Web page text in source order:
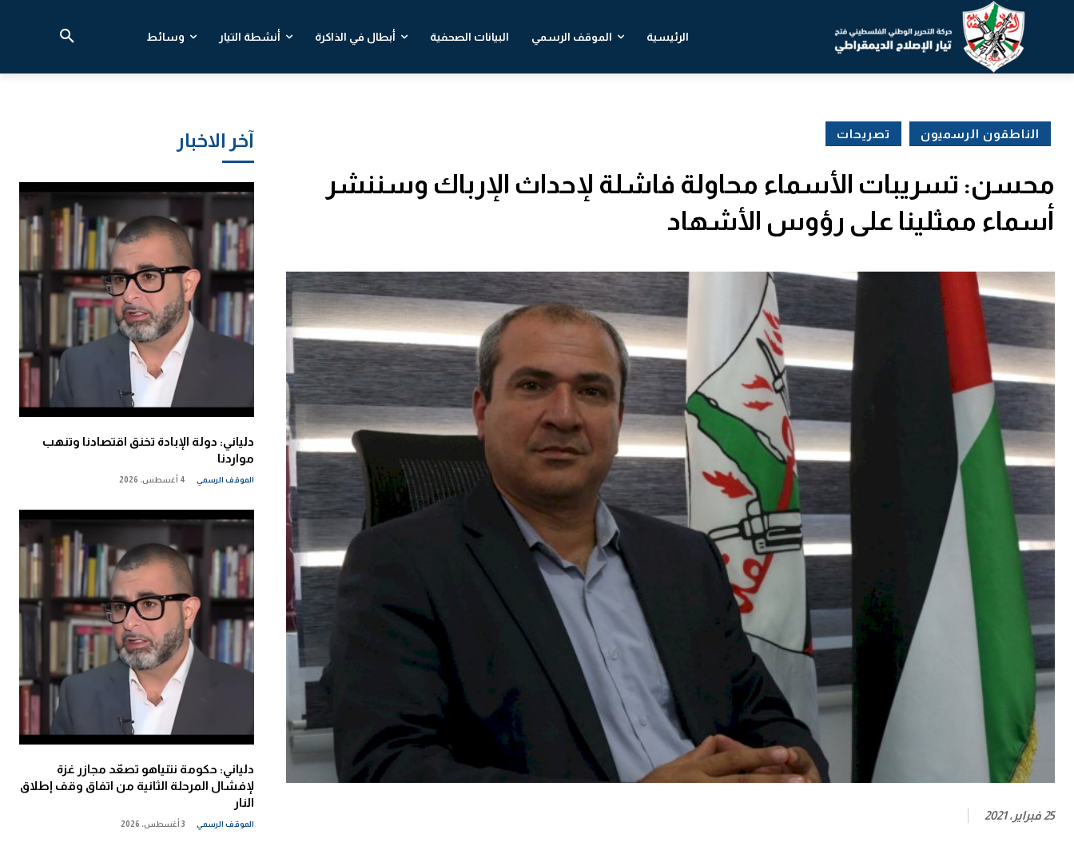
الرئيسية الموقف الرسمي البيانات الصحفية أبطال في الذاكرة أنشطة التيار وسائط
آخر الاخبار
دلياني: دولة الإبادة تخنق اقتصادنا وتنهب
مواردنا
الموقف الرسمي 4 أغسطس، 2026
دلياني: حكومة نتنياهو تصعّد مجازر غزة
لإفشال المرحلة الثانية من اتفاق وقف إطلاق
النار
الموقف الرسمي 3 أغسطس، 2026
الناطقون الرسميون تصريحات
محسن: تسريبات الأسماء محاولة فاشلة لإحداث الإرباك وسننشر
أسماء ممثلينا على رؤوس الأشهاد
25 فبراير، 2021